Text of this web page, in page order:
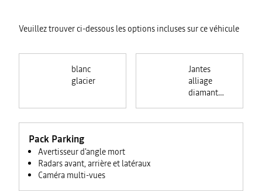
Veuillez trouver ci-dessous les options incluses sur ce véhicule
blanc
glacier
Jantes
alliage
diamantées
Pack Parking
Avertisseur d'angle mort
Radars avant, arrière et latéraux
Caméra multi-vues